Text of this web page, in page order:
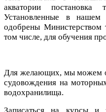
акватории постановка
Установленные в нашем
одобрены Министерством
том числе, для обучения
Для желающих, мы можем
судовождения на
водохранилища.